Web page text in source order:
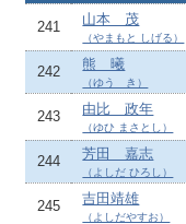
241 山本 茂
（やまもと しげる）
242 熊 曦
（ゆう き）
243 由比 政年
（ゆひ まさとし）
244 芳田 嘉志
（よしだ ひろし）
245 吉田靖雄
（よしだやすお）